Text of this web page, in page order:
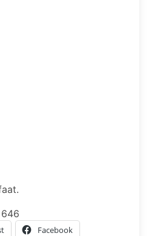
646
Facebook